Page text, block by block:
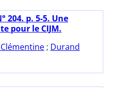
204. p. 5-5. Une
pour le CIJM.
; Durand